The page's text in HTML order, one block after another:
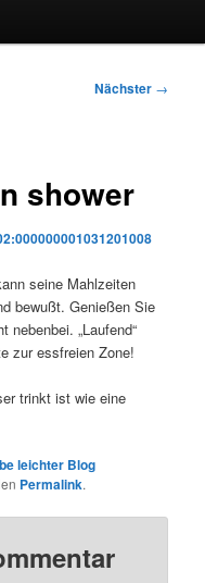
Nächster →
shower
seine Mahlzeiten
bewußt. Genießen Sie
„Laufend“
zur essfreien Zone!
trinkt ist wie eine
leichter Blog
Permalink.